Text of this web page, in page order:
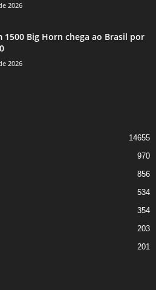
2026
1500 Big Horn chega ao Brasil por
2026
14655
970
856
534
354
203
201